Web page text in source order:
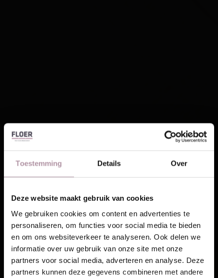
Toestemming Details Over
Deze website maakt gebruik van cookies
We gebruiken cookies om content en advertenties te
personaliseren, om functies voor social media te bieden
en om ons websiteverkeer te analyseren. Ook delen we
informatie over uw gebruik van onze site met onze
partners voor social media, adverteren en analyse. Deze
partners kunnen deze gegevens combineren met andere
This website is also available in English
Laat je inspireren!
Ontvang unieke wooninspiratie in je mailbox
Email